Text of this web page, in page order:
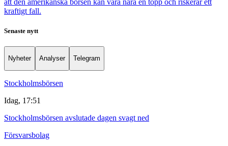
kraftigt fall.
Senaste nytt
Nyheter Analyser Telegram
Stockholmsbörsen
Idag, 17:51
Stockholmsbörsen avslutade dagen svagt ned
Försvarsbolag